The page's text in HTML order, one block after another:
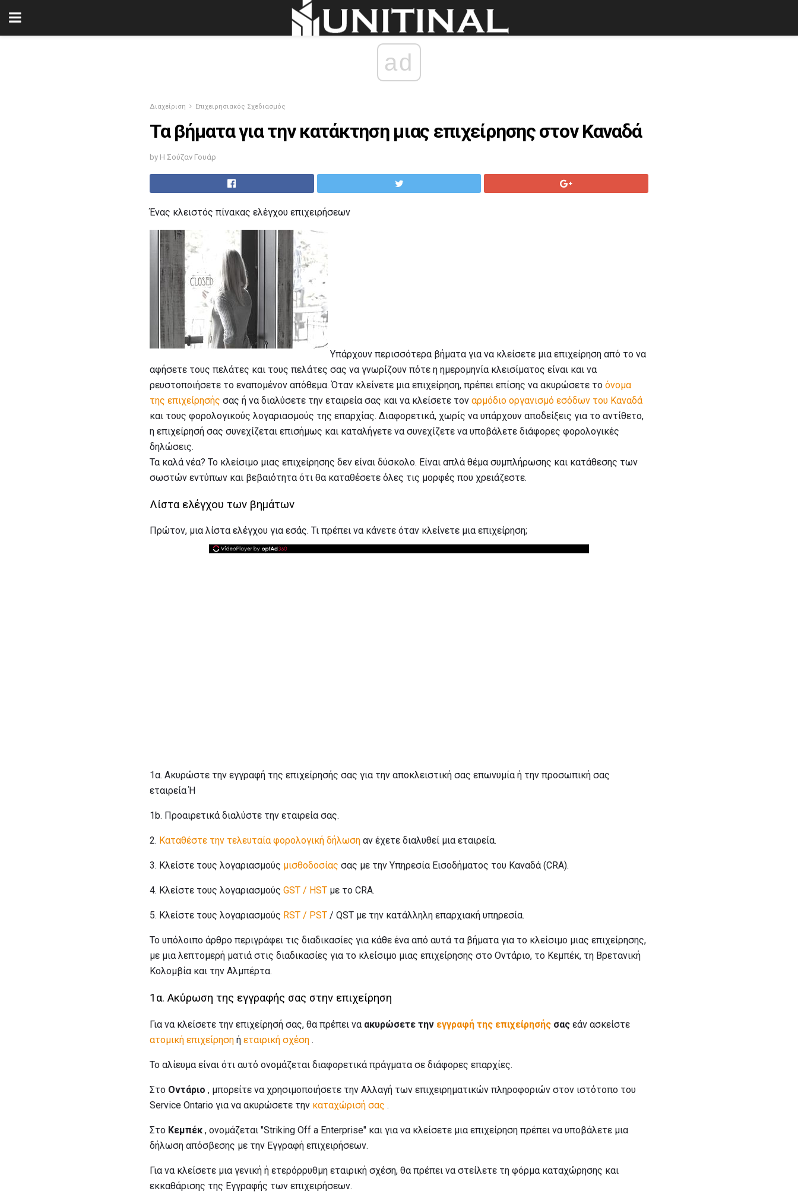
ad
Διαχείριση Επιχειρησιακός Σχεδιασμός
Τα βήματα για την κατάκτηση μιας επιχείρησης στον Καναδά
by Η Σούζαν Γουάρ
Ένας κλειστός πίνακας ελέγχου επιχειρήσεων
Υπάρχουν περισσότερα βήματα για να κλείσετε μια επιχείρηση από το να
αφήσετε τους πελάτες και τους πελάτες σας να γνωρίζουν πότε η ημερομηνία κλεισίματος είναι και να
ρευστοποιήσετε το εναπομένον απόθεμα. Όταν κλείνετε μια επιχείρηση, πρέπει επίσης να ακυρώσετε το όνομα
της επιχείρησής σας ή να διαλύσετε την εταιρεία σας και να κλείσετε τον αρμόδιο οργανισμό εσόδων του Καναδά
και τους φορολογικούς λογαριασμούς της επαρχίας. Διαφορετικά, χωρίς να υπάρχουν αποδείξεις για το αντίθετο,
η επιχείρησή σας συνεχίζεται επισήμως και καταλήγετε να συνεχίζετε να υποβάλετε διάφορες φορολογικές
δηλώσεις.
Τα καλά νέα? Το κλείσιμο μιας επιχείρησης δεν είναι δύσκολο. Είναι απλά θέμα συμπλήρωσης και κατάθεσης των
σωστών εντύπων και βεβαιότητα ότι θα καταθέσετε όλες τις μορφές που χρειάζεστε.
Λίστα ελέγχου των βημάτων
Πρώτον, μια λίστα ελέγχου για εσάς. Τι πρέπει να κάνετε όταν κλείνετε μια επιχείρηση;
1α. Ακυρώστε την εγγραφή της επιχείρησής σας για την αποκλειστική σας επωνυμία ή την προσωπική σας
εταιρεία Ή
1b. Προαιρετικά διαλύστε την εταιρεία σας.
2. Καταθέστε την τελευταία φορολογική δήλωση αν έχετε διαλυθεί μια εταιρεία.
3. Κλείστε τους λογαριασμούς μισθοδοσίας σας με την Υπηρεσία Εισοδήματος του Καναδά (CRA).
4. Κλείστε τους λογαριασμούς GST / HST με το CRA.
5. Κλείστε τους λογαριασμούς RST / PST / QST με την κατάλληλη επαρχιακή υπηρεσία.
Το υπόλοιπο άρθρο περιγράφει τις διαδικασίες για κάθε ένα από αυτά τα βήματα για το κλείσιμο μιας επιχείρησης,
με μια λεπτομερή ματιά στις διαδικασίες για το κλείσιμο μιας επιχείρησης στο Οντάριο, το Κεμπέκ, τη Βρετανική
Κολομβία και την Αλμπέρτα.
1α. Ακύρωση της εγγραφής σας στην επιχείρηση
Για να κλείσετε την επιχείρησή σας, θα πρέπει να ακυρώσετε την εγγραφή της επιχείρησής σας εάν ασκείστε
ατομική επιχείρηση ή εταιρική σχέση .
Το αλίευμα είναι ότι αυτό ονομάζεται διαφορετικά πράγματα σε διάφορες επαρχίες.
Στο Οντάριο , μπορείτε να χρησιμοποιήσετε την Αλλαγή των επιχειρηματικών πληροφοριών στον ιστότοπο του
Service Ontario για να ακυρώσετε την καταχώρισή σας .
Στο Κεμπέκ , ονομάζεται "Striking Off a Enterprise" και για να κλείσετε μια επιχείρηση πρέπει να υποβάλετε μια
δήλωση απόσβεσης με την Εγγραφή επιχειρήσεων.
Για να κλείσετε μια γενική ή ετερόρρυθμη εταιρική σχέση, θα πρέπει να στείλετε τη φόρμα καταχώρησης και
εκκαθάρισης της Εγγραφής των επιχειρήσεων.